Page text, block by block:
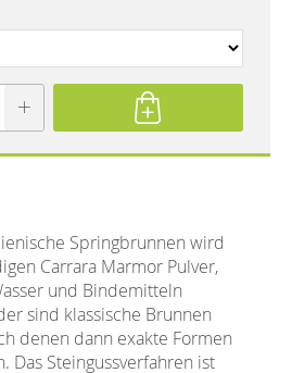
Springbrunnen wird
Carrara Marmor Pulver,
und Bindemitteln
sind klassische Brunnen
denen dann exakte Formen
Das Steingussverfahren ist